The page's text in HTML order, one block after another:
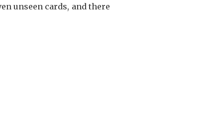
unseen cards, and there